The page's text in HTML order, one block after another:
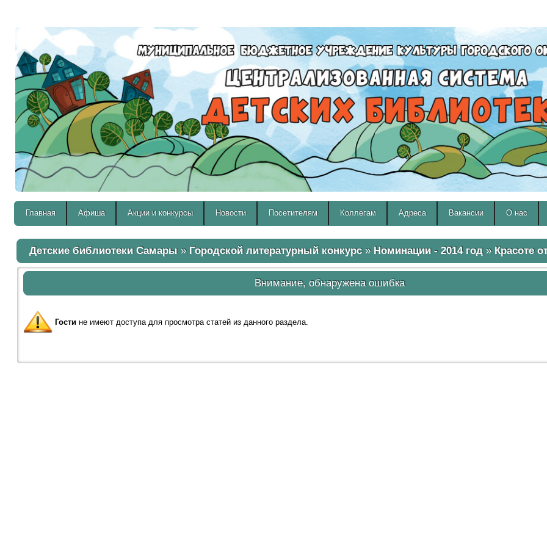
Главная Афиша Акции и конкурсы Новости Посетителям Коллегам Адреса Вакансии О нас
Детские библиотеки Самары » Городской литературный конкурс» Номинации - 2014 год» Красоте
Внимание, обнаружена ошибка
Гостине имеют доступа для просмотра статей из данного раздела.